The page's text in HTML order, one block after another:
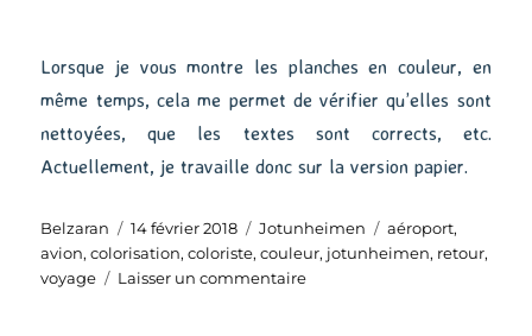
Lorsque je vous montre les planches en couleur, en
même temps, cela me permet de vérifier qu’elles sont
nettoyées, que les textes sont corrects, etc.
Actuellement, je travaille donc sur la version papier.
Auteur
Belzaran
Publié
le
14 février 2018 Catégories
Jotunheimen Étiquettes
aéroport,
avion,colorisation,coloriste,couleur, jotunheimen, retour,
voyage
Laisser un commentairesur